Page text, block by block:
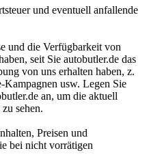
und eventuell anfallende
und die Verfügbarkeit von
seit Sie autobutler.de das
von uns erhalten haben, z.
usw. Legen Sie
an, um die aktuell
sehen.
Preisen und
bei nicht vorrätigen